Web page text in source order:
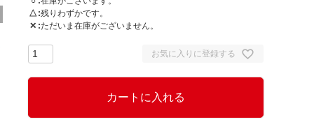
△ 残りわずかです。
✕ ただいま在庫がございません。
お気に入りに登録する
カートに入れる